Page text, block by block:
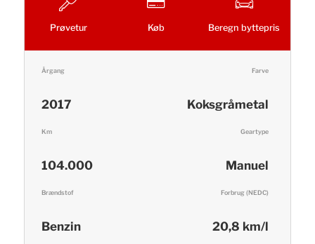
Prøvetur Køb Beregn byttepris
Årgang
2017
Farve
Koksgråmetal
Km
104.000
Geartype
Manuel
Brændstof
Benzin
Forbrug (NEDC)
20,8 km/l